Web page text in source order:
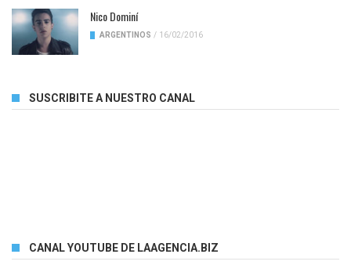
Nico Dominí
ARGENTINOS / 16/02/2016
SUSCRIBITE A NUESTRO CANAL
CANAL YOUTUBE DE LAAGENCIA.BIZ